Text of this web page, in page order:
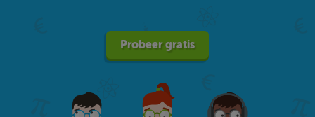
Probeer gratis